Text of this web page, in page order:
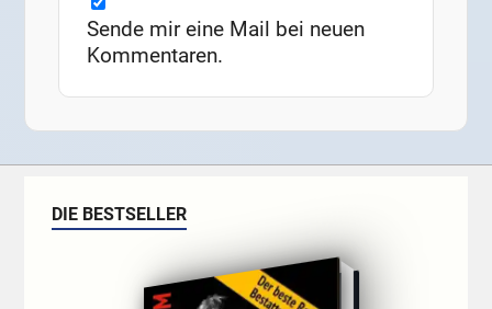
Sende mir eine Mail bei neuen
Kommentaren.
DIE BESTSELLER